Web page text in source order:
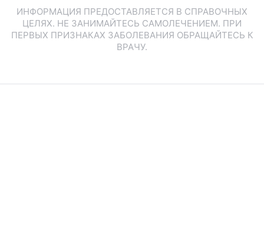
ИНФОРМАЦИЯ ПРЕДОСТАВЛЯЕТСЯ В СПРАВОЧНЫХ
ЦЕЛЯХ. НЕ ЗАНИМАЙТЕСЬ САМОЛЕЧЕНИЕМ. ПРИ
ПЕРВЫХ ПРИЗНАКАХ ЗАБОЛЕВАНИЯ ОБРАЩАЙТЕСЬ К
ВРАЧУ.